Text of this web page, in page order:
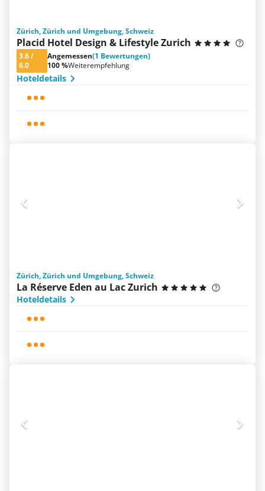
Zürich, Zürich und Umgebung, Schweiz
Placid Hotel Design & Lifestyle Zurich
3.6/
6.0
Angemessen(1 Bewertungen)
100 %Weiterempfehlung
Hoteldetails
Zürich, Zürich und Umgebung, Schweiz
La Réserve Eden au Lac Zurich
Hoteldetails